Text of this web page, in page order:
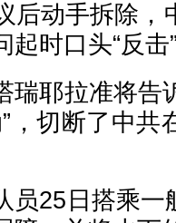
后动手拆除，
时口头“反击
瑞耶拉准将告
，切断了中共
员25日搭乘一